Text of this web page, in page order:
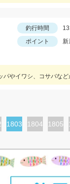
釣行時間
ポイント
新
やイワシ、コサバな
カ
ト
1803
ペ
1804
ペ
1805